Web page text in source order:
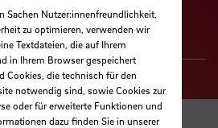
Sachen Nutzer:innenfreundlichkeit,
zu optimieren, verwenden wir
Textdateien, die auf Ihrem
in Ihrem Browser gespeichert
Cookies, die technisch für den
notwendig sind, sowie Cookies zur
oder für erweiterte Funktionen und
dazu finden Sie in unserer